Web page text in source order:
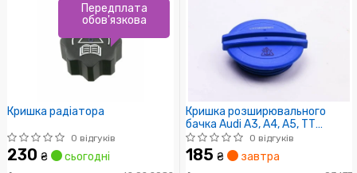
Кришка радіатора
0 відгуків
230 ₴ сьогодні
Передплата
обов'язкова
Кришка розширювального
бачка Audi A3, A4, A5, TT
(98-)/VW Caddy III, Golf V,
Passat, Jetta III, T5, LT, Multivan
(96-)/Skoda Fabia, Octavia,
0 відгуків
185 ₴ завтра